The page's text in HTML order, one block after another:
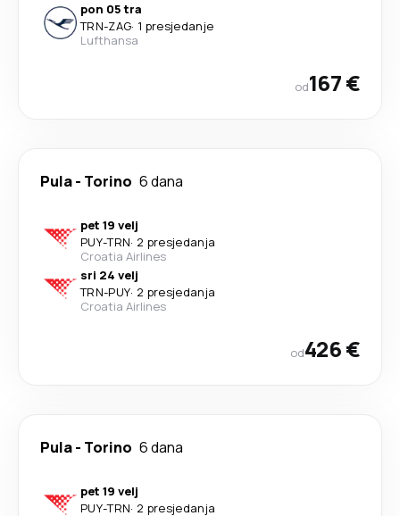
pon 05 tra
TRN-ZAG· 1 presjedanje
Lufthansa
od167 €
Pula- Torino 6 dana
pet 19 velj
PUY-TRN· 2 presjedanja
Croatia Airlines
sri 24 velj
TRN-PUY· 2 presjedanja
Croatia Airlines
od426 €
Pula- Torino 6 dana
pet 19 velj
PUY-TRN· 2 presjedanja